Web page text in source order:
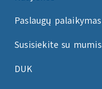
Paslaugų palaikymas
Susisiekite su mumis
DUK